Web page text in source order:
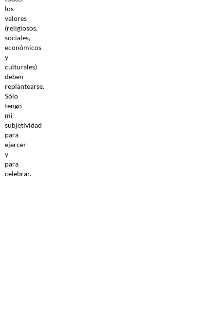
los
valores
(religiosos,
sociales,
económicos
y
culturales)
deben
replantearse.
Sólo
tengo
mi
subjetividad
para
ejercer
y
para
celebrar.